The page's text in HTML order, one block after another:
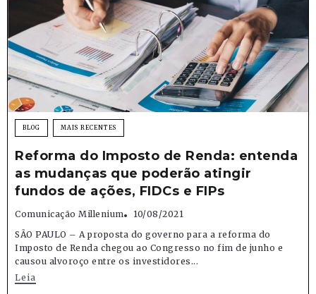
BLOG MAIS RECENTES
Reforma do Imposto de Renda: entenda
as mudanças que poderão atingir
fundos de ações, FIDCs e FIPs
Comunicação Millenium
10/08/2021
SÃO PAULO – A proposta do governo para a reforma do
Imposto de Renda chegou ao Congresso no fim de junho e
causou alvoroço entre os investidores...
Leia